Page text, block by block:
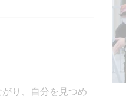
り、自分を見つめ